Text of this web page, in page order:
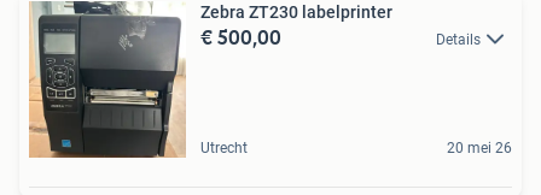
Zebra ZT230 labelprinter
€ 500,00 Details
Utrecht 20 mei 26